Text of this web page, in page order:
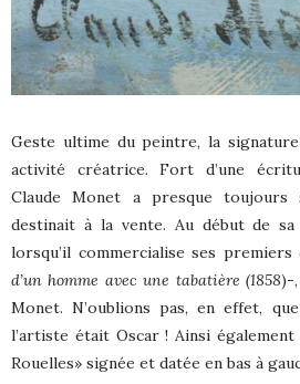
Geste ultime du peintre, la
activité créatrice. Fort d’une
Claude Monet a presque toujours
destinait à la vente. Au début de
lorsqu’il commercialise ses premiers
d’un homme avec une tabatière (1858)-
Monet. N’oublions pas, en effet,
l’artiste était Oscar ! Ainsi
Rouelles» signée et datée en bas à